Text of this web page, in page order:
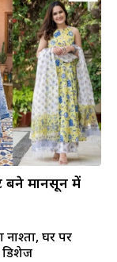
बने मानसून में
घर पर
डिशेज